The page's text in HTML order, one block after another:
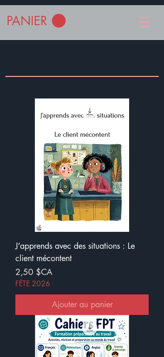
PANIER
J’apprends avec des situations : Le
client mécontent
Prix
2,50 $CA
FÊTE 2026
Ajouter au panier